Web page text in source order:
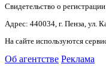
Свидетельство о
Адрес: 440034, г. Пенза, ул.
На сайте используются
Об агентстве Реклама